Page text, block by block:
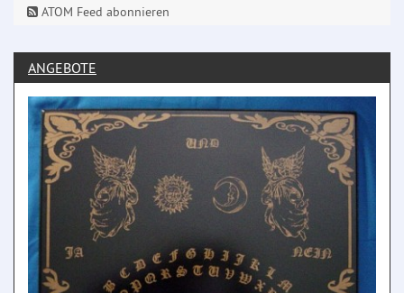
ATOM Feed abonnieren
ANGEBOTE